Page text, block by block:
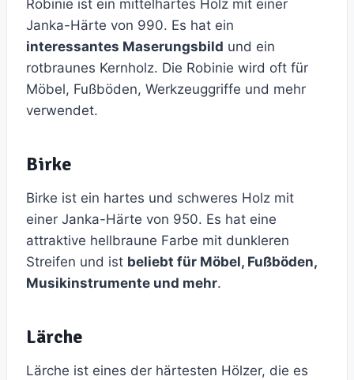
Robinie ist ein mittelhartes Holz mit einer
Janka-Härte von 990. Es hat ein
interessantes Maserungsbild und ein
rotbraunes Kernholz. Die Robinie wird oft für
Möbel, Fußböden, Werkzeuggriffe und mehr
verwendet.
Birke
Birke ist ein hartes und schweres Holz mit
einer Janka-Härte von 950. Es hat eine
attraktive hellbraune Farbe mit dunkleren
Streifen und ist beliebt für Möbel, Fußböden,
Musikinstrumente und mehr.
Lärche
Lärche ist eines der härtesten Hölzer, die es